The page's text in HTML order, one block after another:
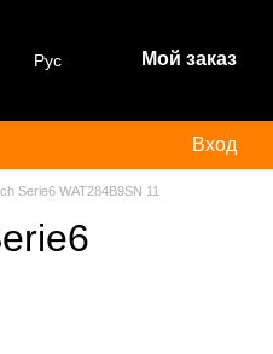
Рус Мой заказ
Вход
Serie6 WAT284B9SN 11